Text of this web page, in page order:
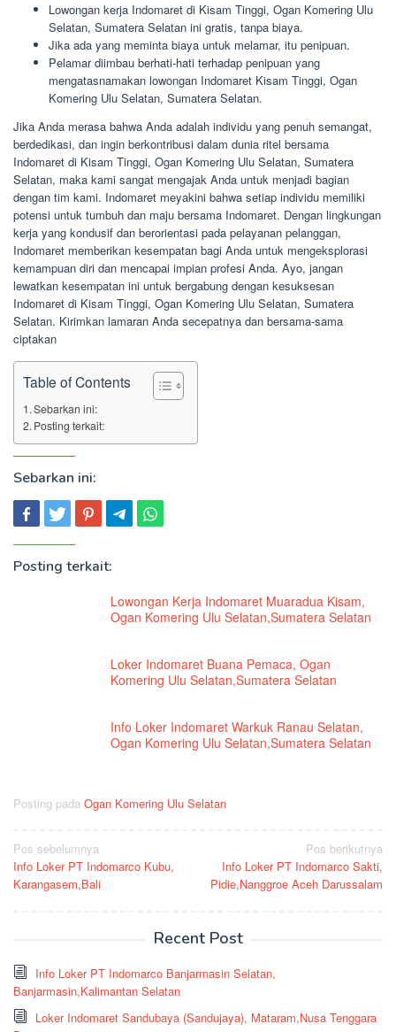
Lowongan kerja Indomaret di Kisam Tinggi, Ogan Komering Ulu
Selatan, Sumatera Selatan ini gratis, tanpa biaya.
Jika ada yang meminta biaya untuk melamar, itu penipuan.
Pelamar diimbau berhati-hati terhadap penipuan yang
mengatasnamakan lowongan Indomaret Kisam Tinggi, Ogan
Komering Ulu Selatan, Sumatera Selatan.
Jika Anda merasa bahwa Anda adalah individu yang penuh semangat,
berdedikasi, dan ingin berkontribusi dalam dunia ritel bersama
Indomaret di Kisam Tinggi, Ogan Komering Ulu Selatan, Sumatera
Selatan, maka kami sangat mengajak Anda untuk menjadi bagian
dengan tim kami. Indomaret meyakini bahwa setiap individu memiliki
potensi untuk tumbuh dan maju bersama Indomaret. Dengan lingkungan
kerja yang kondusif dan berorientasi pada pelayanan pelanggan,
Indomaret memberikan kesempatan bagi Anda untuk mengeksplorasi
kemampuan diri dan mencapai impian profesi Anda. Ayo, jangan
lewatkan kesempatan ini untuk bergabung dengan kesuksesan
Indomaret di Kisam Tinggi, Ogan Komering Ulu Selatan, Sumatera
Selatan. Kirimkan lamaran Anda secepatnya dan bersama-sama
ciptakan
Table of Contents
Sebarkan ini:
Posting terkait:
Sebarkan ini:
Posting terkait:
Lowongan Kerja Indomaret Muaradua Kisam,
Ogan Komering Ulu Selatan,Sumatera Selatan
Loker Indomaret Buana Pemaca, Ogan
Komering Ulu Selatan,Sumatera Selatan
Info Loker Indomaret Warkuk Ranau Selatan,
Ogan Komering Ulu Selatan,Sumatera Selatan
Posting pada Ogan Komering Ulu Selatan
Navigasi
pos
Pos sebelumnya
Info Loker PT Indomarco Kubu,
Karangasem,Bali
Pos berikutnya
Info Loker PT Indomarco Sakti,
Pidie,Nanggroe Aceh Darussalam
Recent Post
Info Loker PT Indomarco Banjarmasin Selatan,
Banjarmasin,Kalimantan Selatan
Loker Indomaret Sandubaya (Sandujaya), Mataram,Nusa Tenggara